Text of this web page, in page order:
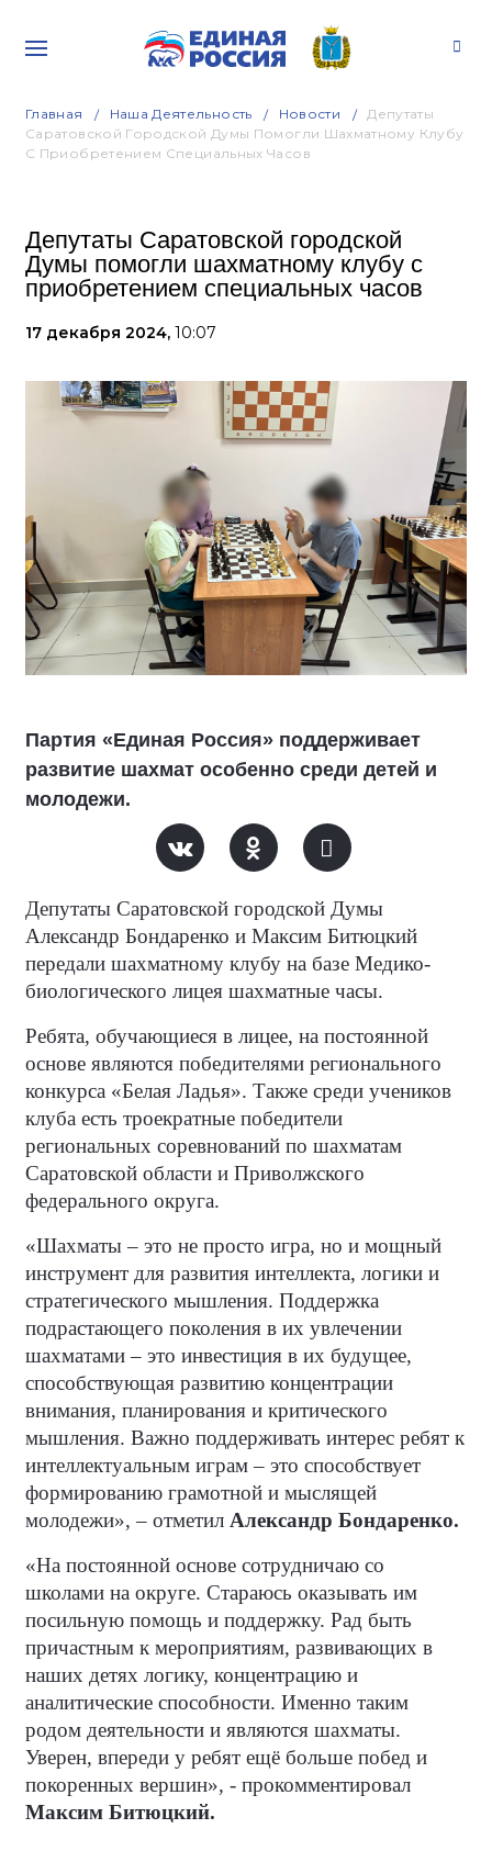
Главная Наша Деятельность Новости
Депутаты
Саратовской Городской Думы Помогли Шахматному Клубу
С Приобретением Специальных Часов
Депутаты Саратовской городской
Думы помогли шахматному клубу с
приобретением специальных часов
17 декабря 2024, 10:07
Партия «Единая Россия» поддерживает
развитие шахмат особенно среди детей и
молодежи.
Депутаты Саратовской городской Думы
Александр Бондаренко и Максим Битюцкий
передали шахматному клубу на базе Медико-
биологического лицея шахматные часы.
Ребята, обучающиеся в лицее, на постоянной
основе являются победителями регионального
конкурса «Белая Ладья». Также среди учеников
клуба есть троекратные победители
региональных соревнований по шахматам
Саратовской области и Приволжского
федерального округа.
«Шахматы – это не просто игра, но и мощный
инструмент для развития интеллекта, логики и
стратегического мышления. Поддержка
подрастающего поколения в их увлечении
шахматами – это инвестиция в их будущее,
способствующая развитию концентрации
внимания, планирования и критического
мышления. Важно поддерживать интерес ребят к
интеллектуальным играм – это способствует
формированию грамотной и мыслящей
молодежи», – отметил Александр Бондаренко.
«На постоянной основе сотрудничаю со
школами на округе. Стараюсь оказывать им
посильную помощь и поддержку. Рад быть
причастным к мероприятиям, развивающих в
наших детях логику, концентрацию и
аналитические способности. Именно таким
родом деятельности и являются шахматы.
Уверен, впереди у ребят ещё больше побед и
покоренных вершин», - прокомментировал
Максим Битюцкий.